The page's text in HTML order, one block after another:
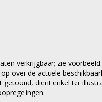
verkrijgbaar; zie voorbeeld.
over de actuele
getoond, dient enkel ter